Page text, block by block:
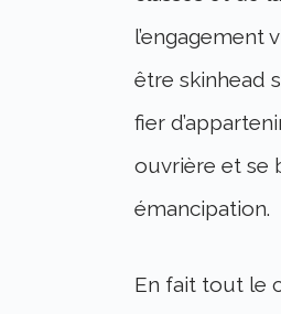
l’engagement
être skinhead
fier
ouvrière et se
émancipation.
En fait tout le